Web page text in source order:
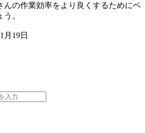
んの作業効率をより良くするためにベ
。
月19日